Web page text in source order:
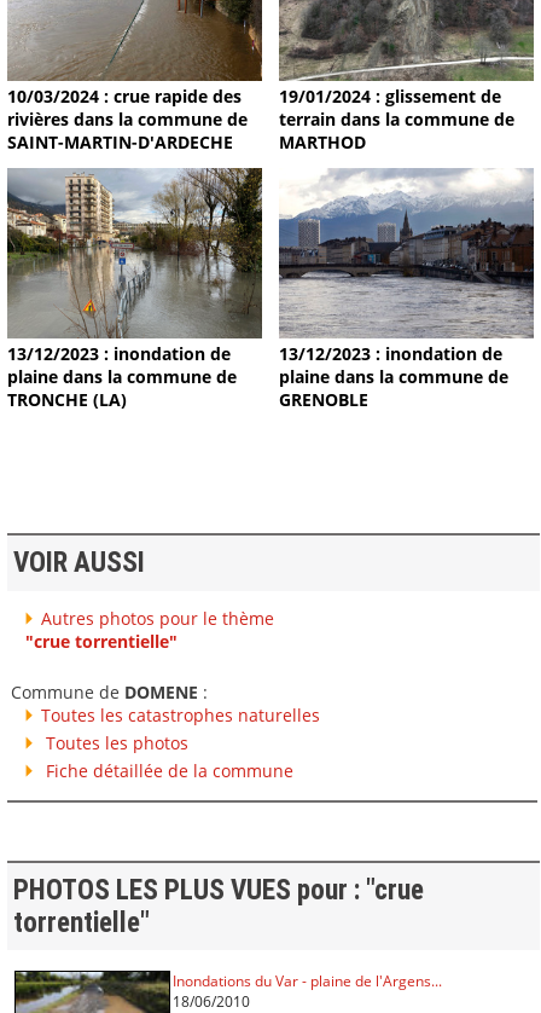
10/03/2024 : crue rapide des
rivières dans la commune de
SAINT-MARTIN-D'ARDECHE
19/01/2024 : glissement de
terrain dans la commune de
MARTHOD
13/12/2023 : inondation de
plaine dans la commune de
TRONCHE (LA)
13/12/2023 : inondation de
plaine dans la commune de
GRENOBLE
VOIR AUSSI
Autres photos pour le thème
"crue torrentielle"
Commune de DOMENE :
Toutes les catastrophes naturelles
Toutes les photos
Fiche détaillée de la commune
PHOTOS LES PLUS VUES pour : "crue
torrentielle"
Inondations du Var - plaine de l'Argens...
18/06/2010